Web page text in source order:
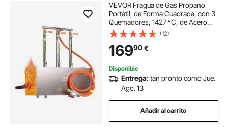
VEVOR Fragua de Gas Propano
Portátil, de Forma Cuadrada, con 3
Quemadores, 1427 °C, de Acero
Inoxidable 201 Resistente a la
Corrosión, Horno de Fusión para
Forja de Metales, 510 x 190 x 540
mm
(12)
16990€
Disponible
Entrega:tan pronto como Jue.
Ago. 13
Añadir al carrito